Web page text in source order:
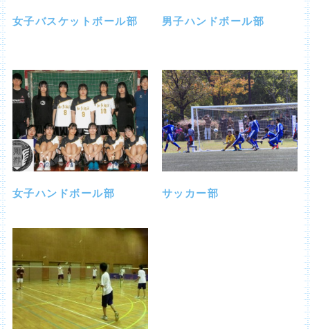
女子バスケットボール部 男子ハンドボール部
女子ハンドボール部 サッカー部